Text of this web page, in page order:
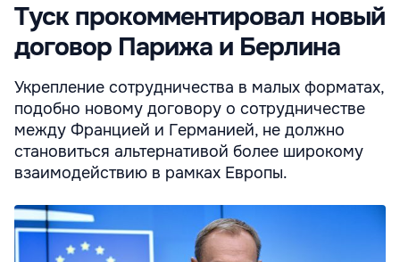
Туск прокомментировал новый
договор Парижа и Берлина
Укрепление сотрудничества в малых форматах,
подобно новому договору о сотрудничестве
между Францией и Германией, не должно
становиться альтернативой более широкому
взаимодействию в рамках Европы.